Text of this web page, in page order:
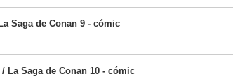
Saga de Conan 9 - cómic
La Saga de Conan 10 - cómic